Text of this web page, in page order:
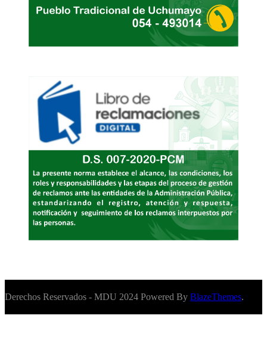
Derechos Reservados - MDU 2024 Powered By BlazeThemes.